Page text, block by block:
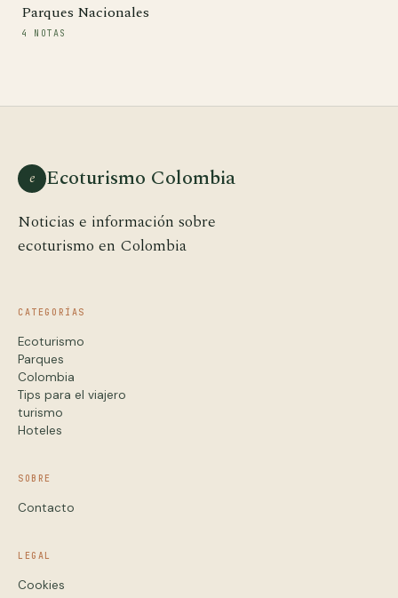
Parques Nacionales
4 NOTAS
e Ecoturismo Colombia
Noticias e información sobre
ecoturismo en Colombia
CATEGORÍAS
Ecoturismo
Parques
Colombia
Tips para el viajero
turismo
Hoteles
SOBRE
Contacto
LEGAL
Cookies